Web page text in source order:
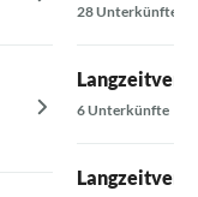
28 Unterkünfte
6 Unterkünfte